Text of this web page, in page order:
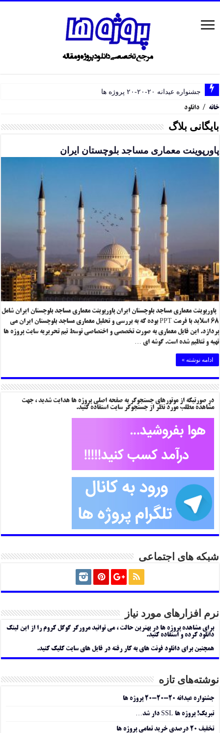
جشنواره عیدانه ۲۰-۲۰-۲۰ پروژه ها
خانه / دانلود
بایگانی بلاگ
پاورپوینت معماری مساجد بلوچستان ایران
پاورپوینت معماری مساجد بلوچستان ایران پاورپوینت معماری مساجد بلوچستان ایران شامل
۶۸ اسلاید با فرمت PPT بوده که به بررسی و تحلیل معماری مساجد بلوچستان ایران می
پردازد. این فایل معماری به صورت تخصصی و اختصاصی توسط تیم تحریریه سایت پروژه ها
تهیه و تنظیم شده است. گوشه ای …
ادامه نوشته »
در صورتیکه از موتورهای جستجوگر به صفحه اصلی پروژه ها هدایت شدید ، جهت
مشاهده مطلب مورد نظر از جستجوگر سایت استفاده کنید.
شبکه های اجتماعی
نرم افزارهای مورد نیاز
برای مشاهده پروژه ها در بهترین حالت ، می توانید مرورگر گوگل کروم را از این لینک
دانلود کرده و استفاده کنید.
همچنین برای دانلود فونت های به کار رفته در فایل های سایت کلیک کنید.
نوشته‌های تازه
جشنواره عیدانه ۲۰-۲۰-۲۰ پروژه ها
تبریک! پروژه ها SSL دار شد…
تخفیف ۲۰ درصدی خرید تمامی پروژه ها